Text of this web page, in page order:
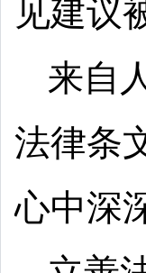
见建议
来自
法律条
心中深